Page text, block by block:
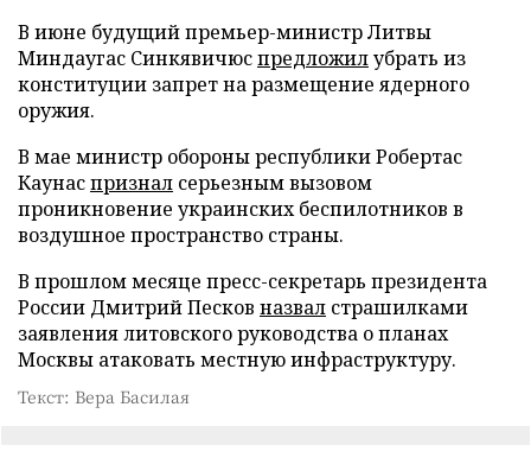
В июне будущий премьер-министр Литвы
Миндаугас Синкявичюспредложилубрать из
конституции запрет на размещение ядерного
оружия.
В мае министр обороны республики Робертас
Каунаспризнал серьезным вызовом
проникновение украинских беспилотников в
воздушное пространство страны.
В прошлом месяце пресс-секретарь президента
России Дмитрий Песков назвал страшилками
заявления литовского руководства о планах
Москвы атаковать местную инфраструктуру.
Текст: Вера Басилая